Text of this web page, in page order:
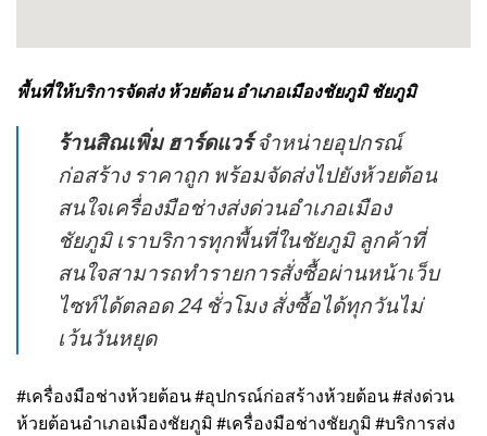
พื้นที่ให้บริการจัดส่ง ห้วยต้อน อำเภอเมืองชัยภูมิ ชัยภูมิ
ร้านสิณเพิ่ม ฮาร์ดแวร์จำหน่ายอุปกรณ์
ก่อสร้าง ราคาถูก พร้อมจัดส่งไปยังห้วยต้อน
สนใจเครื่องมือช่างส่งด่วนอำเภอเมือง
ชัยภูมิ เราบริการทุกพื้นที่ในชัยภูมิ ลูกค้าที่
สนใจสามารถทำรายการสั่งซื้อผ่านหน้าเว็บ
ไซท์ได้ตลอด 24 ชั่วโมง สั่งซื้อได้ทุกวันไม่
เว้นวันหยุด
#เครื่องมือช่างห้วยต้อน #อุปกรณ์ก่อสร้างห้วยต้อน #ส่งด่วน
ห้วยต้อนอำเภอเมืองชัยภูมิ #เครื่องมือช่างชัยภูมิ #บริการส่ง